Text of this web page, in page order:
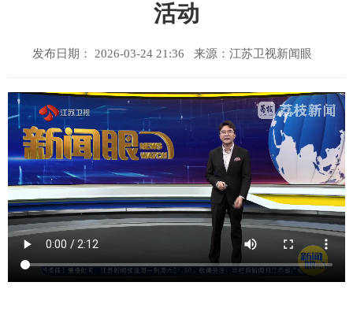
活动
发布日期： 2026-03-24 21:36 来源： 江苏卫视新闻眼